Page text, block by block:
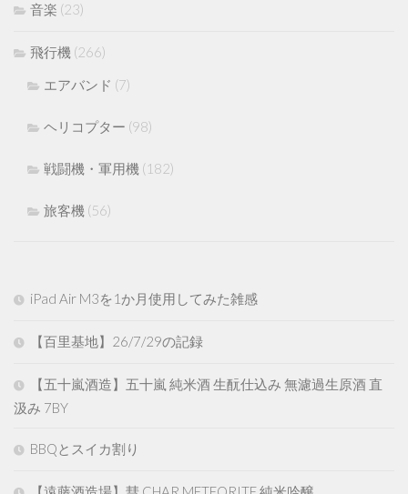
音楽 (23)
飛行機 (266)
エアバンド (7)
ヘリコプター (98)
戦闘機・軍用機 (182)
旅客機 (56)
iPad Air M3を1か月使用してみた雑感
【百里基地】26/7/29の記録
【五十嵐酒造】五十嵐 純米酒 生酛仕込み 無濾過生原酒 直
汲み 7BY
BBQとスイカ割り